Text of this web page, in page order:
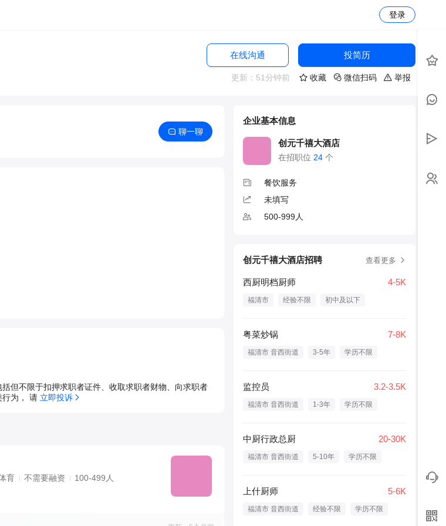
登录
在线沟通 投简历
更新：51分钟前 收藏 微信扫码 举报
聊一聊
但不限于扣押求职者证件、收取求职者财物、向求职者
行为， 请 立即投诉
育 不需要融资 100-499人
企业基本信息
创元千禧大酒店
在招职位 24 个
餐饮服务
未填写
500-999人
创元千禧大酒店招聘 查看更多
西厨明档厨师 4-5K
福清市 经验不限 初中及以下
粤菜炒锅 7-8K
福清市 音西街道 3-5年 学历不限
监控员 3.2-3.5K
福清市 音西街道 1-3年 学历不限
中厨行政总厨 20-30K
福清市 音西街道 5-10年 学历不限
上什厨师 5-6K
福清市 音西街道 经验不限 学历不限